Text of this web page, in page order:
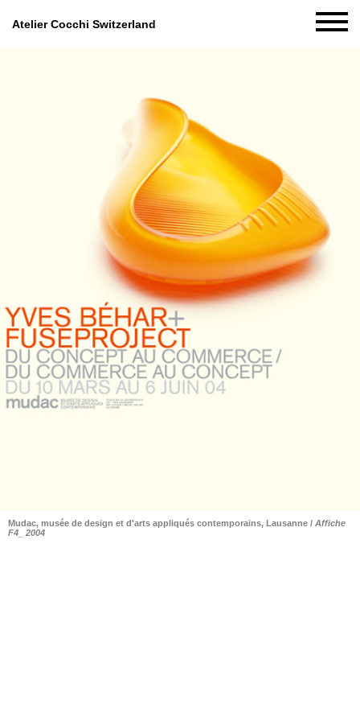
Atelier Cocchi Switzerland
Mudac, musée de design et d'arts appliqués contemporains, Lausanne / Affiche
F4_ 2004